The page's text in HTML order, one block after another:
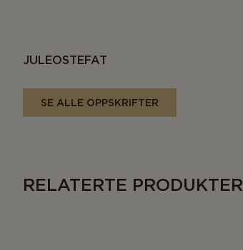
JULEOSTEFAT
SE ALLE OPPSKRIFTER
RELATERTE PRODUKTER